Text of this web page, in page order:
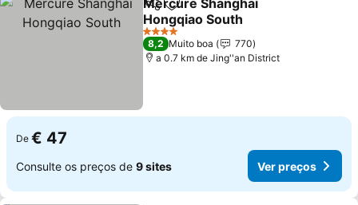
PartilharAdicionar aos favoritos
Mercure Shanghai
Hongqiao South
Ver preços
4 Estrelas
8,2 Muito boa
770
a 0.7 km de Jing''an District
De € 47
Consulte os preços de 9 sites Ver preços